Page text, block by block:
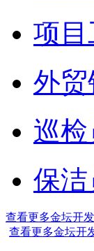
项
外贸
巡检
保洁
查看更多金坛开
查看更多金坛开